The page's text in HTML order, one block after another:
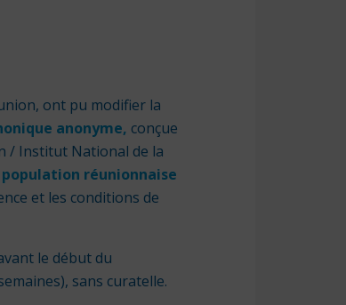
ont pu modifier la
anonyme, conçue
/ Institut National de la
réunionnaise
et les conditions de
le début du
sans curatelle.